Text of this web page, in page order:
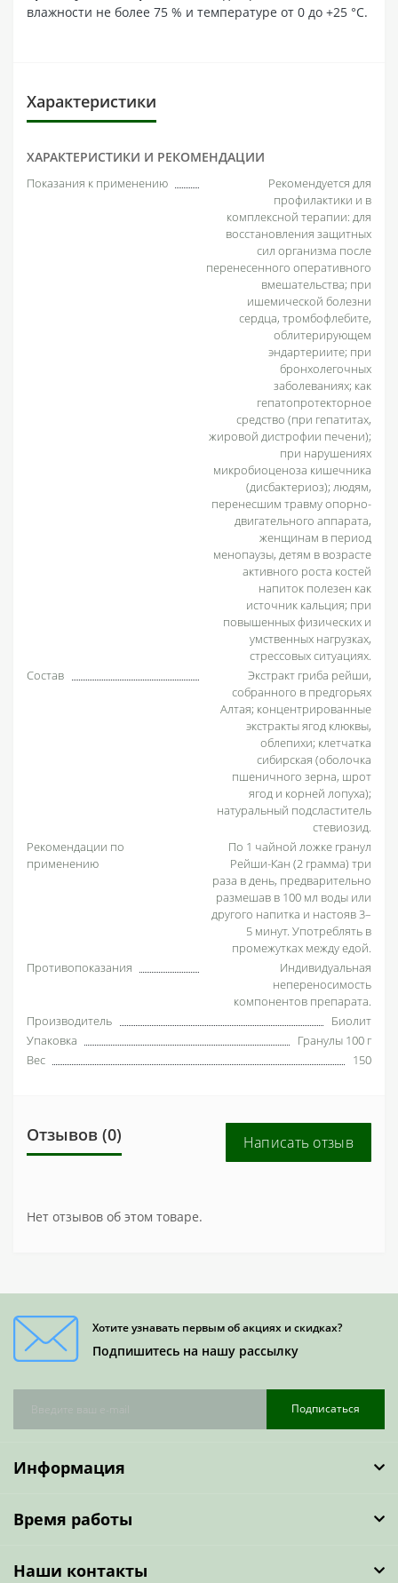
влажности не более 75 % и температуре от 0 до +25 °С.
Характеристики
ХАРАКТЕРИСТИКИ И РЕКОМЕНДАЦИИ
Показания к применению
Рекомендуется для
профилактики и в
комплексной терапии: для
восстановления защитных
сил организма после
перенесенного оперативного
вмешательства; при
ишемической болезни
сердца, тромбофлебите,
облитерирующем
эндартериите; при
бронхолегочных
заболеваниях; как
гепатопротекторное
средство (при гепатитах,
жировой дистрофии печени);
при нарушениях
микробиоценоза кишечника
(дисбактериоз); людям,
перенесшим травму опорно-
двигательного аппарата,
женщинам в период
менопаузы, детям в возрасте
активного роста костей
напиток полезен как
источник кальция; при
повышенных физических и
умственных нагрузках,
стрессовых ситуациях.
Состав
Экстракт гриба рейши,
собранного в предгорьях
Алтая; концентрированные
экстракты ягод клюквы,
облепихи; клетчатка
сибирская (оболочка
пшеничного зерна, шрот
ягод и корней лопуха);
натуральный подсластитель
стевиозид.
Рекомендации по
применению
По 1 чайной ложке гранул
Рейши-Кан (2 грамма) три
раза в день, предварительно
размешав в 100 мл воды или
другого напитка и настояв 3–
5 минут. Употреблять в
промежутках между едой.
Противопоказания
Индивидуальная
непереносимость
компонентов препарата.
Производитель
Биолит
Упаковка
Гранулы 100 г
Вес
150
Отзывов (0) Написать отзыв
Нет отзывов об этом товаре.
Хотите узнавать первым об акциях и скидках?
Подпишитесь на нашу рассылку
Подписаться
Информация
Время работы
Наши контакты